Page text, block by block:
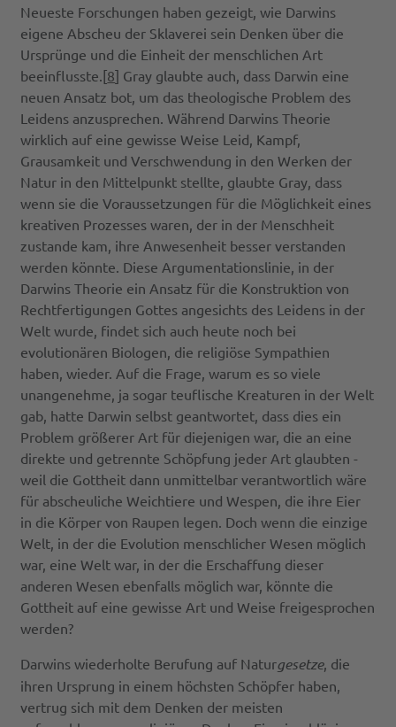
Neueste Forschungen haben gezeigt, wie Darwins
eigene Abscheu der Sklaverei sein Denken über die
Ursprünge und die Einheit der menschlichen Art
beeinflusste.[8] Gray glaubte auch, dass Darwin eine
neuen Ansatz bot, um das theologische Problem des
Leidens anzusprechen. Während Darwins Theorie
wirklich auf eine gewisse Weise Leid, Kampf,
Grausamkeit und Verschwendung in den Werken der
Natur in den Mittelpunkt stellte, glaubte Gray, dass
wenn sie die Voraussetzungen für die Möglichkeit eines
kreativen Prozesses waren, der in der Menschheit
zustande kam, ihre Anwesenheit besser verstanden
werden könnte. Diese Argumentationslinie, in der
Darwins Theorie ein Ansatz für die Konstruktion von
Rechtfertigungen Gottes angesichts des Leidens in der
Welt wurde, findet sich auch heute noch bei
evolutionären Biologen, die religiöse Sympathien
haben, wieder. Auf die Frage, warum es so viele
unangenehme, ja sogar teuflische Kreaturen in der Welt
gab, hatte Darwin selbst geantwortet, dass dies ein
Problem größerer Art für diejenigen war, die an eine
direkte und getrennte Schöpfung jeder Art glaubten -
weil die Gottheit dann unmittelbar verantwortlich wäre
für abscheuliche Weichtiere und Wespen, die ihre Eier
in die Körper von Raupen legen. Doch wenn die einzige
Welt, in der die Evolution menschlicher Wesen möglich
war, eine Welt war, in der die Erschaffung dieser
anderen Wesen ebenfalls möglich war, könnte die
Gottheit auf eine gewisse Art und Weise freigesprochen
werden?
Darwins wiederholte Berufung auf Naturgesetze, die
ihren Ursprung in einem höchsten Schöpfer haben,
vertrug sich mit dem Denken der meisten